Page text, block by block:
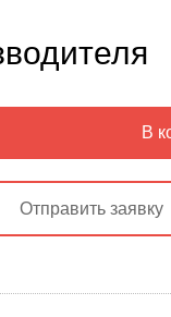
В
Отправить заявку